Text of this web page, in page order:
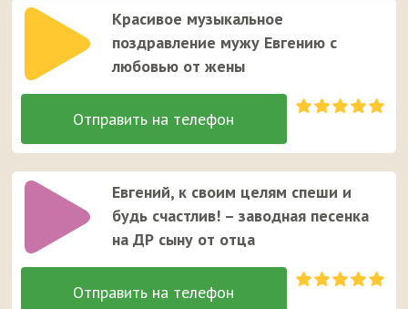
Красивое музыкальное
поздравление мужу Евгению с
любовью от жены
Евгений, к своим целям спеши и
будь счастлив! – заводная песенка
на ДР сыну от отца